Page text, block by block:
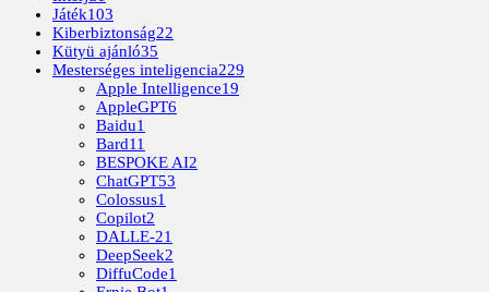
Játék103
Kiberbiztonság22
Kütyü ajánló35
Mesterséges inteligencia229
Apple Intelligence19
AppleGPT6
Baidu1
Bard11
BESPOKE AI2
ChatGPT53
Colossus1
Copilot2
DALLE-21
DeepSeek2
DiffuCode1